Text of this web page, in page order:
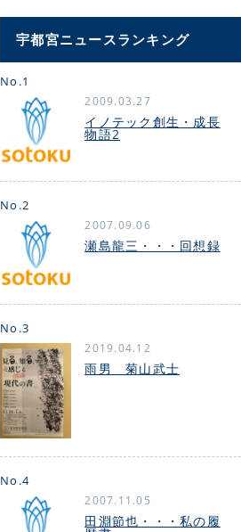
宇都宮ニュースランキング
No.1
2009.03.27
イノテック創生・成長
物語2
No.2
2007.09.06
瀬島龍三・・・回想録
No.3
2019.04.12
雨男 菊山武士
No.4
2007.11.05
田淵節也・・・私の履